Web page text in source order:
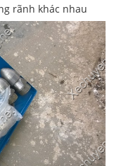
rãnh khác nhau